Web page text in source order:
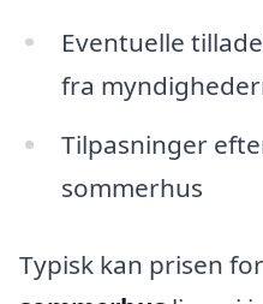
Eventuelle
fra
Tilpasninger
sommerhus
Typisk kan prisen